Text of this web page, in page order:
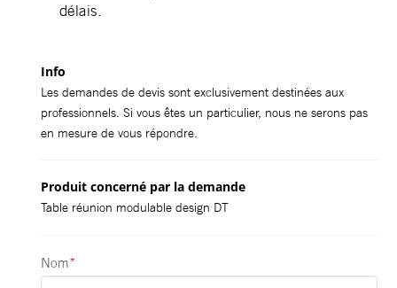
délais.
Info
Les demandes de devis sont exclusivement destinées aux
professionnels. Si vous êtes un particulier, nous ne serons pas
en mesure de vous répondre.
Produit concerné par la demande
Table réunion modulable design DT
Nom*